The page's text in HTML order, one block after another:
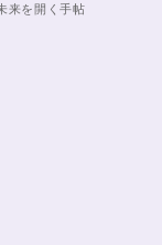
来を開く手帖